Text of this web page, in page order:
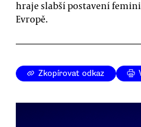
hraje slabší postavení
Evropě.
Zkopírovat odkaz